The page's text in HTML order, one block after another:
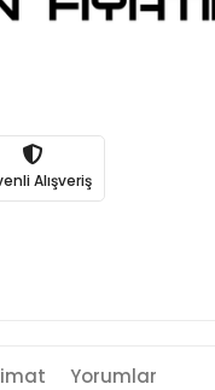
Alışveriş
Yorumlar